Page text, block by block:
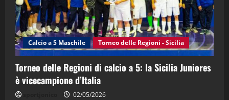
4
"SportEmpire" in Podcast Sport News
“SportEmpire” in Podcast: 27^ Puntata
(Martedi 14 Aprile 2026)
15/04/2026
"SportEmpire" in Podcast
“SportEmpire” in Podcast: 26^ Puntata
Calcio a 5 Maschile Torneo delle Regioni - Sicilia
Torneo delle Regioni di calcio a 5: la Sicilia Juniores
è vicecampione d’Italia
02/05/2026